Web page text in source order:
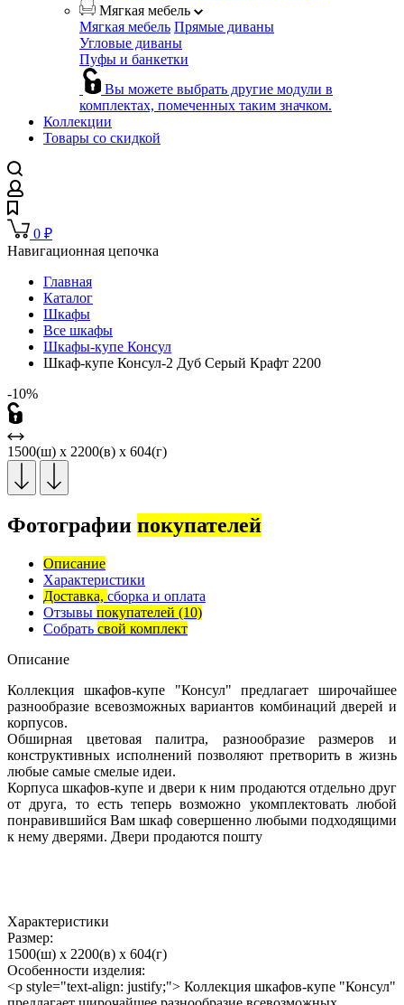
Мягкая мебель
Мягкая мебель Прямые диваны
Угловые диваны
Пуфы и банкетки
Вы можете выбрать другие модули в
комплектах, помеченных таким значком.
Коллекции
Товары со скидкой
0 ₽
Навигационная цепочка
Главная
Каталог
Шкафы
Все шкафы
Шкафы-купе Консул
Шкаф-купе Консул-2 Дуб Серый Крафт 2200
-10%
1500(ш) x 2200(в) x 604(г)
Фотографии покупателей
Описание
Характеристики
Доставка, сборка и оплата
Отзывы покупателей (10)
Собрать свой комплект
Описание
Коллекция шкафов-купе "Консул" предлагает широчайшее
разнообразие всевозможных вариантов комбинаций дверей и
корпусов.
Обширная цветовая палитра, разнообразие размеров и
конструктивных исполнений позволяют претворить в жизнь
любые самые смелые идеи.
Корпуса шкафов-купе и двери к ним продаются отдельно друг
от друга, то есть теперь возможно укомплектовать любой
понравившийся Вам шкаф совершенно любыми подходящими
к нему дверями. Двери продаются пошту
Характеристики
Размер:
1500(ш) x 2200(в) x 604(г)
Особенности изделия:
<p style="text-align: justify;"> Коллекция шкафов-купе "Консул"